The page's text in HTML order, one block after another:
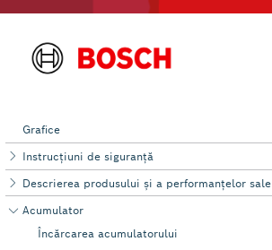
Grafice
Instrucţiuni de siguranţă
Descrierea produsului şi a performanțelor sale
Acumulator
Încărcarea acumulatorului